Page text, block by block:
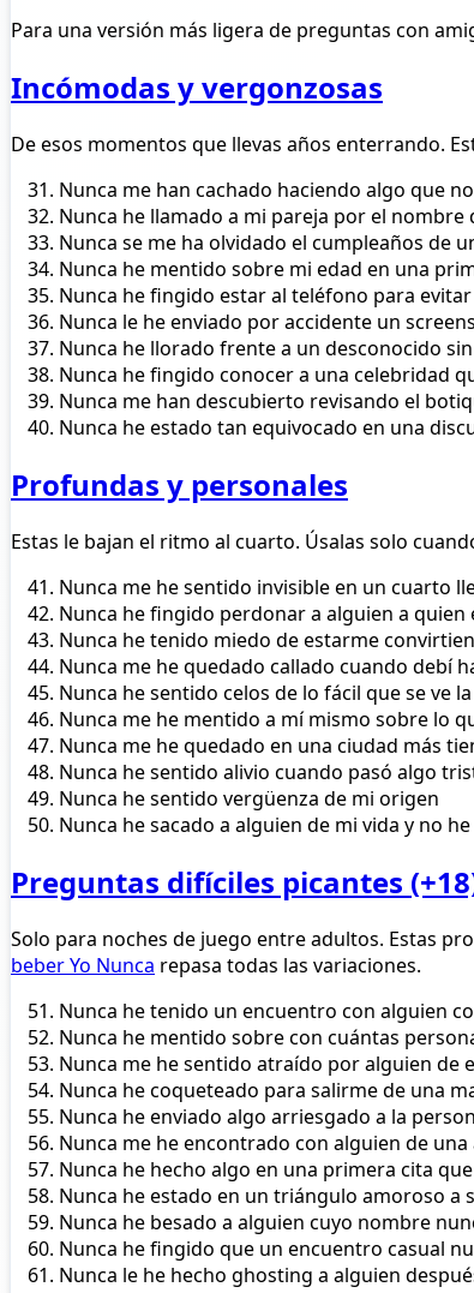
Para una versión más ligera de preguntas con
Incómodas y vergonzosas
De esos momentos que llevas años enterrando.
Nunca me han cachado haciendo algo que
Nunca he llamado a mi pareja por el nombre
Nunca se me ha olvidado el cumpleaños de
Nunca he mentido sobre mi edad en una
Nunca he fingido estar al teléfono para
Nunca le he enviado por accidente un
Nunca he llorado frente a un desconocido
Nunca he fingido conocer a una celebridad
Nunca me han descubierto revisando el
Nunca he estado tan equivocado en una
Profundas y personales
Estas le bajan el ritmo al cuarto. Úsalas solo
Nunca me he sentido invisible en un cuarto
Nunca he fingido perdonar a alguien a
Nunca he tenido miedo de estarme
Nunca me he quedado callado cuando debí
Nunca he sentido celos de lo fácil que se ve
Nunca me he mentido a mí mismo sobre lo
Nunca me he quedado en una ciudad más
Nunca he sentido alivio cuando pasó algo
Nunca he sentido vergüenza de mi origen
Nunca he sacado a alguien de mi vida y no
Preguntas difíciles picantes
Solo para noches de juego entre adultos. Estas
beber Yo Nunca repasa todas las variaciones.
Nunca he tenido un encuentro con alguien
Nunca he mentido sobre con cuántas
Nunca me he sentido atraído por alguien de
Nunca he coqueteado para salirme de una
Nunca he enviado algo arriesgado a la
Nunca me he encontrado con alguien de
Nunca he hecho algo en una primera cita
Nunca he estado en un triángulo amoroso a
Nunca he besado a alguien cuyo nombre
Nunca he fingido que un encuentro casual
Nunca le he hecho ghosting a alguien